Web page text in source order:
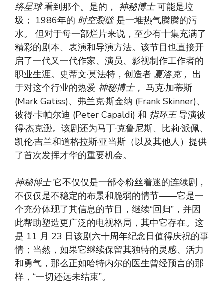
络星球看到那个。是的， 神秘博士可能是垃
圾； 1986年的 时空裂缝 是一堆热气腾腾的污
水。 但对于每一部烂片来说，至少有十集充满了
精彩的剧本、表演和导演方法。该节目也直接开
启了一代又一代作家、演员、影视制作工作者的
职业生涯。史蒂文·莫法特，创造者 夏洛克， 出
于对这个行业的热爱 神秘博士， 马克·加蒂斯
(Mark Gatiss)、弗兰克·斯金纳 (Frank Skinner)、
彼得·卡帕尔迪 (Peter Capaldi) 和 指环王导演彼
得·杰克逊。该剧还为马丁·克鲁尼斯、比莉·派佩、
凯伦·吉兰和道格拉斯·亚当斯（以及其他人）提供
了首次发挥才华的重要机会。
神秘博士它不仅仅是一部令粉丝着迷的连续剧，
不仅仅是不稳定的布景和脆弱的情节——它是一
个充分体现了其信息的节目，继续“回归”，并因
此帮助塑造更广泛的电视格局，其中它存在。这
是 11 月 23 日该剧六十周年纪念日值得庆祝的事
情；当然，如果它继续保留其独特的灵感、活力
和勇气，那么正如哈特内尔的医生曾经预言的那
样，“一切还远未结束”。